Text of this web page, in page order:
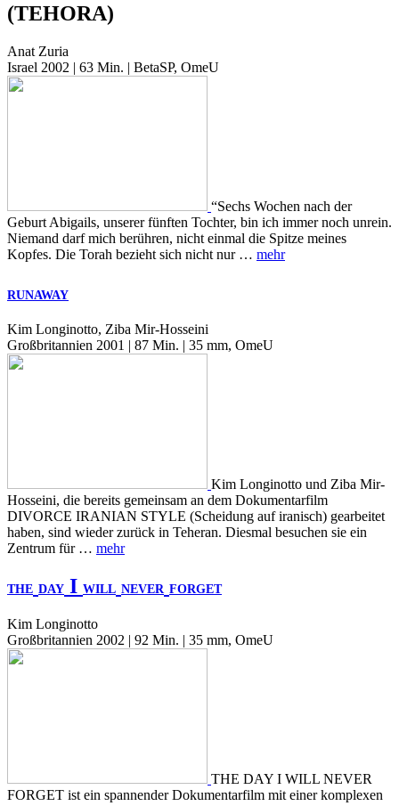
(TEHORA)
Anat Zuria
Israel 2002 | 63 Min. | BetaSP, OmeU
“Sechs Wochen nach der
Geburt Abigails, unserer fünften Tochter, bin ich immer noch unrein.
Niemand darf mich berühren, nicht einmal die Spitze meines
Kopfes. Die Torah bezieht sich nicht nur … mehr
RUNAWAY
Kim Longinotto, Ziba Mir-Hosseini
Großbritannien 2001 | 87 Min. | 35 mm, OmeU
Kim Longinotto und Ziba Mir-
Hosseini, die bereits gemeinsam an dem Dokumentarfilm
DIVORCE IRANIAN STYLE (Scheidung auf iranisch) gearbeitet
haben, sind wieder zurück in Teheran. Diesmal besuchen sie ein
Zentrum für … mehr
THE DAY I WILL NEVER FORGET
Kim Longinotto
Großbritannien 2002 | 92 Min. | 35 mm, OmeU
THE DAY I WILL NEVER
FORGET ist ein spannender Dokumentarfilm mit einer komplexen